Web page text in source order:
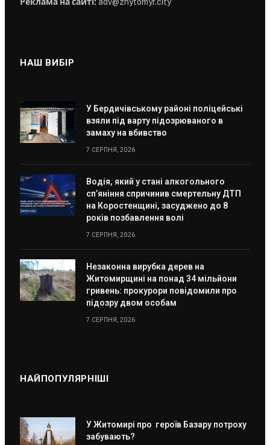
НАШ ВИБІР
У Бердичівському районі поліцейські
взяли під варту підозрюваного в
замаху на вбивство
7 СЕРПНЯ, 2026
Водія, який у стані алкогольного
сп’яніння спричинив смертельну ДТП
на Коростенщині, засуджено до 8
років позбавлення волі
7 СЕРПНЯ, 2026
Незаконна вирубка дерев на
Житомирщині на понад 34 мільйони
гривень: прокурори повідомили про
підозру двом особам
7 СЕРПНЯ, 2026
НАЙПОПУЛЯРНІШІ
У Житомирі про героїв Базару потроху
забувають?